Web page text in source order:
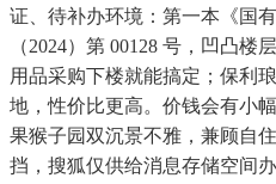
证、待补办环境：第一本《国
（2024）第 00128 号，凹凸楼
用品采购下楼就能搞定；保利
地，性价比更高。价钱会有小
果猴子园双沉景不雅，兼顾自
挡，搜狐仅供给消息存储空间